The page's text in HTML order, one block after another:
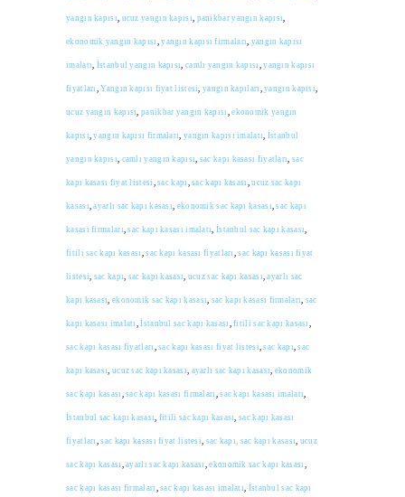
yangın kapısı ucuz yangın kapısı panikbar yangın kapısı
ekonomik yangın kapısı ,yangın kapısı firmaları yangın kapısı
imalatı İstanbul yangın kapısı camlı yangın kapısı ,yangın kapısı
fiyatları ,Yangın kapısı fiyat listesi ,yangın kapıları ,yangın kapısı
ucuz yangın kapısı ,panikbar yangın kapısı ,ekonomik yangın
kapısı ,yangın kapısı firmaları yangın kapısı imalatı İstanbul
yangın kapısı camlı yangın kapısı sac kapı kasası fiyatları sac
kapı kasası fiyat listesi ,sac kapı ,sac kapı kasası ,ucuz sac kapı
kasası ,ayarlı sac kapı kasası ekonomik sac kapı kasası ,sac kapı
kasası firmaları ,sac kapı kasası imalatı İstanbul sac kapı kasası
fitili sac kapı kasası ,sac kapı kasası fiyatları ,sac kapı kasası fiyat
listesi sac kapı sac kapı kasası ucuz sac kapı kasası ,ayarlı sac
kapı kasası ekonomik sac kapı kasası sac kapı kasası firmaları sac
kapı kasası imalatı ,İstanbul sac kapı kasası ,fitili sac kapı kasası
sac kapı kasası fiyatları ,sac kapı kasası fiyat listesi ,sac kapı ,sac
kapı kasası ucuz sac kapı kasası ayarlı sac kapı kasası ekonomik
sac kapı kasası ,sac kapı kasası firmaları ,sac kapı kasası imalatı
İstanbul sac kapı kasası fitili sac kapı kasası ,sac kapı kasası
fiyatları ,sac kapı kasası fiyat listesi sac kapı, sac kapı kasası ucuz
sac kapı kasası ,ayarlı sac kapı kasası ,ekonomik sac kapı kasası
sac kapı kasası firmaları ,sac kapı kasası imalatı İstanbul sac kapı